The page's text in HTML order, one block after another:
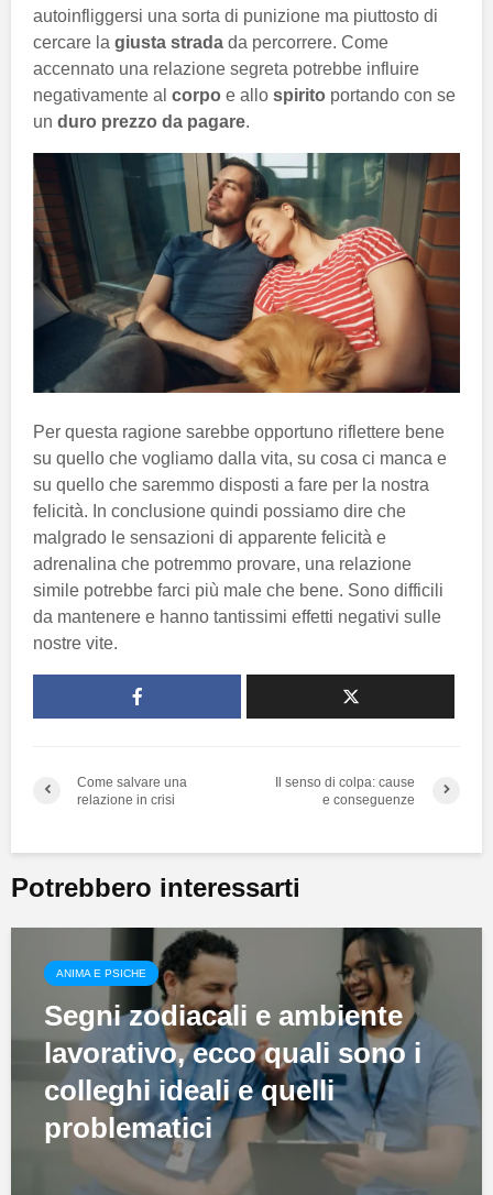
autoinfliggersi una sorta di punizione ma piuttosto di
cercare la giusta strada da percorrere. Come
accennato una relazione segreta potrebbe influire
negativamente al corpo e allo spirito portando con se
un duro prezzo da pagare.
Per questa ragione sarebbe opportuno riflettere bene
su quello che vogliamo dalla vita, su cosa ci manca e
su quello che saremmo disposti a fare per la nostra
felicità. In conclusione quindi possiamo dire che
malgrado le sensazioni di apparente felicità e
adrenalina che potremmo provare, una relazione
simile potrebbe farci più male che bene. Sono difficili
da mantenere e hanno tantissimi effetti negativi sulle
nostre vite.
Come salvare una
relazione in crisi
Il senso di colpa: cause
e conseguenze
Potrebbero interessarti
ANIMA E PSICHE
Segni zodiacali e ambiente
lavorativo, ecco quali sono i
colleghi ideali e quelli
problematici